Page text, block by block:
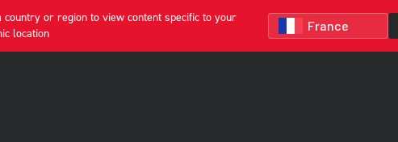
country or region to view content specific to your
location